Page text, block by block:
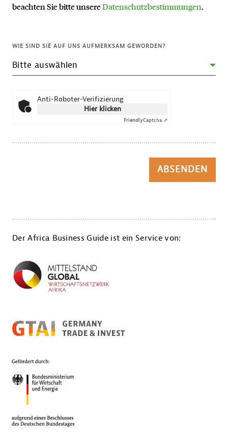
beachten Sie bitte unsereDatenschutzbestimmungen.
WIE SIND SIE AUF UNS AUFMERKSAM GEWORDEN?
Anti-Roboter-Verifizierung
Hier klicken
FriendlyCaptcha ⇗
ABSENDEN
Der Africa Business Guide ist ein Service von: